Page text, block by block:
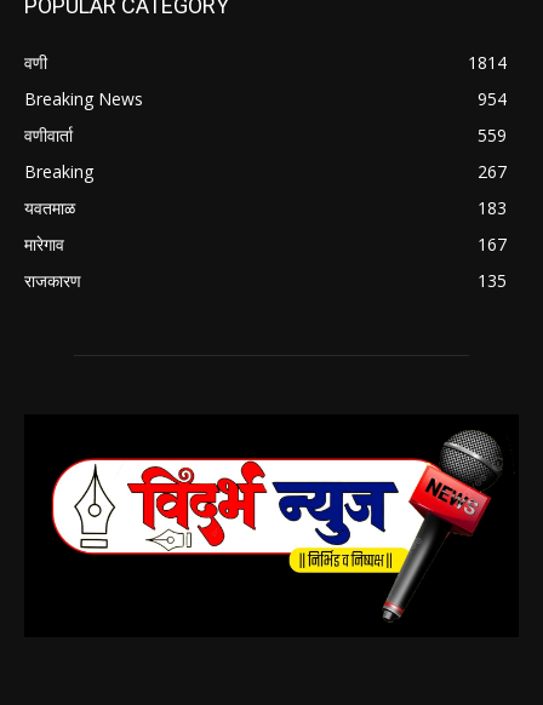
POPULAR CATEGORY
वणी
1814
Breaking News
954
वणीवार्ता
559
Breaking
267
यवतमाळ
183
मारेगाव
167
राजकारण
135